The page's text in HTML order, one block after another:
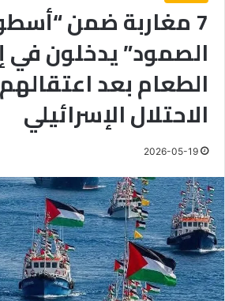
7 مغاربة ضمن
الصمود” يدخلون في
الطعام بعد
الاحتلال الإسرائيلي
2026-05-19